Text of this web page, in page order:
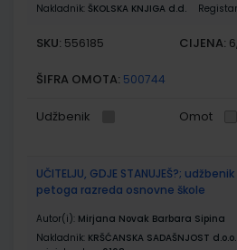
Nakladnik: ŠKOLSKA KNJIGA d.d.
SKU: 556185 CIJENA:
ŠIFRA OMOTA: 500744
Udžbenik Omot
UČITELJU, GDJE STANUJEŠ?;
petoga razreda osnovne škole
Autor(i): Mirjana Novak Barbara Sipina
Nakladnik: KRŠĆANSKA SADAŠNJOST d.o.o.